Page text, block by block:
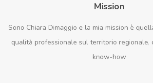
Mission
Sono Chiara Dimaggio e la mia mission è
qualità professionale sul territorio regionale,
know-how